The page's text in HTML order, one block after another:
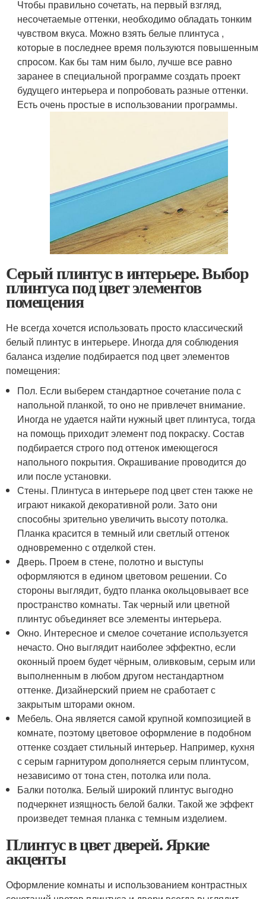
Чтобы правильно сочетать, на первый взгляд,
несочетаемые оттенки, необходимо обладать тонким
чувством вкуса. Можно взять белые плинтуса ,
которые в последнее время пользуются повышенным
спросом. Как бы там ним было, лучше все равно
заранее в специальной программе создать проект
будущего интерьера и попробовать разные оттенки.
Есть очень простые в использовании программы.
Серый плинтус в интерьере. Выбор
плинтуса под цвет элементов
помещения
Не всегда хочется использовать просто классический
белый плинтус в интерьере. Иногда для соблюдения
баланса изделие подбирается под цвет элементов
помещения:
Пол. Если выберем стандартное сочетание пола с
напольной планкой, то оно не привлечет внимание.
Иногда не удается найти нужный цвет плинтуса, тогда
на помощь приходит элемент под покраску. Состав
подбирается строго под оттенок имеющегося
напольного покрытия. Окрашивание проводится до
или после установки.
Стены. Плинтуса в интерьере под цвет стен также не
играют никакой декоративной роли. Зато они
способны зрительно увеличить высоту потолка.
Планка красится в темный или светлый оттенок
одновременно с отделкой стен.
Дверь. Проем в стене, полотно и выступы
оформляются в едином цветовом решении. Со
стороны выглядит, будто планка окольцовывает все
пространство комнаты. Так черный или цветной
плинтус объединяет все элементы интерьера.
Окно. Интересное и смелое сочетание используется
нечасто. Оно выглядит наиболее эффектно, если
оконный проем будет чёрным, оливковым, серым или
выполненным в любом другом нестандартном
оттенке. Дизайнерский прием не сработает с
закрытым шторами окном.
Мебель. Она является самой крупной композицией в
комнате, поэтому цветовое оформление в подобном
оттенке создает стильный интерьер. Например, кухня
с серым гарнитуром дополняется серым плинтусом,
независимо от тона стен, потолка или пола.
Балки потолка. Белый широкий плинтус выгодно
подчеркнет изящность белой балки. Такой же эффект
произведет темная планка с темным изделием.
Плинтус в цвет дверей. Яркие
акценты
Оформление комнаты и использованием контрастных